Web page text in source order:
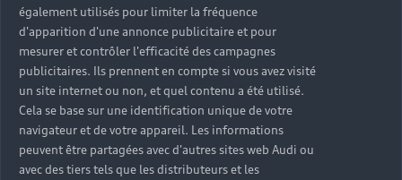
également utilisés pour limiter la fréquence
d'apparition d'une annonce publicitaire et pour
mesurer et contrôler l'efficacité des campagnes
publicitaires. Ils prennent en compte si vous avez visité
un site internet ou non, et quel contenu a été utilisé.
Cela se base sur une identification unique de votre
navigateur et de votre appareil. Les informations
peuvent être partagées avec d'autres sites web Audi ou
avec des tiers tels que les distributeurs et les